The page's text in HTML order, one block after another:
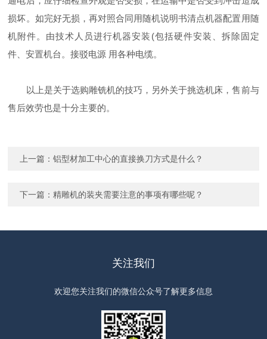
损坏。如完好无损，再对照合同用随机说明书清点机器配置用随
机附件。由技术人员进行机器安装(包括硬件安装、拆除固定
件、安置机台。接驳电源 用各种电缆。
以上是关于选购雕铣机的技巧，另外关于挑选机床，售前与
售后效劳也是十分主要的。
上一篇：铝型材加工中心的直接换刀方式是什么？
下一篇：精雕机的装夹需要注意的事项有哪些呢？
关注我们
欢迎您关注我们的微信公众号了解更多信息